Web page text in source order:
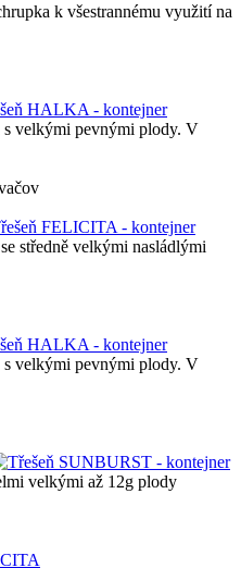
k všestrannému využití na
s velkými pevnými plody. V
středně velkými nasládlými
s velkými pevnými plody. V
velkými až 12g plody